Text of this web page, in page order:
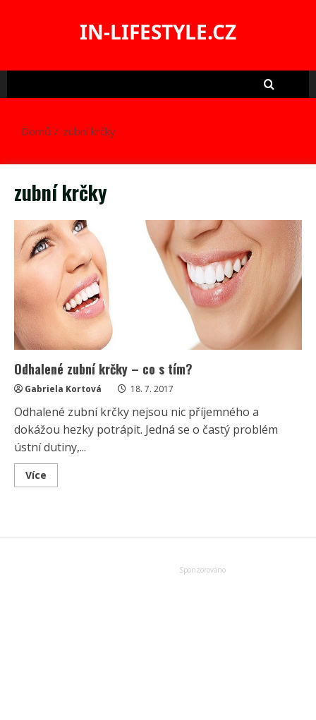
IN-LIFESTYLE.CZ
Domů zubní krčky
zubní krčky
Odhalené zubní krčky – co s tím?
Gabriela Kortová 18. 7. 2017
Odhalené zubní krčky nejsou nic příjemného a
dokážou hezky potrápit. Jedná se o častý problém
ústní dutiny,...
Více
more